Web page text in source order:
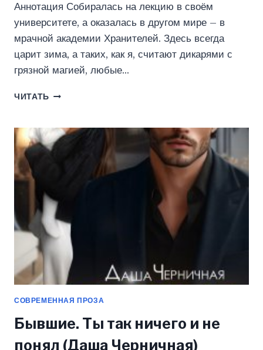
Аннотация Собиралась на лекцию в своём
университете, а оказалась в другом мире – в
мрачной академии Хранителей. Здесь всегда
царит зима, а таких, как я, считают дикарями с
грязной магией, любые…
ЧИТАТЬ АКАДЕМИЯ
МАГИЯ
(РАДА
СОВРЕМЕННАЯ ПРОЗА
Бывшие. Ты так ничего и не
понял (Даша Черничная)